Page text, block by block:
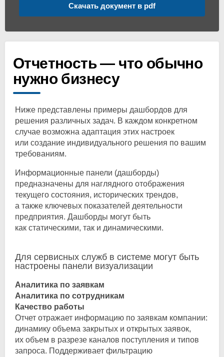
Скачать документ в pdf
Отчетность — что обычно
нужно бизнесу
Ниже представлены примеры дашбордов для
решения различных задач. В каждом конкретном
случае возможна адаптация этих настроек
или создание индивидуального решения по вашим
требованиям.
Информационные панели (дашборды)
предназначены для наглядного отображения
текущего состояния, исторических трендов,
а также ключевых показателей деятельности
предприятия. Дашборды могут быть
как статическими, так и динамическими.
Для сервисных служб в системе могут быть
настроены панели визуализации
Аналитика по заявкам
Аналитика по сотрудникам
Качество работы
Отчет отражает информацию по заявкам компании:
динамику объема закрытых и открытых заявок,
их объем в разрезе каналов поступления и типов
запроса. Поддерживает фильтрацию